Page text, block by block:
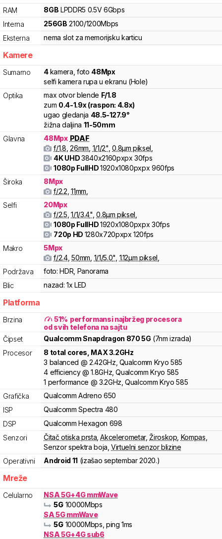
RAM 8GB LPDDR5 0.5V 6Gbps
Interna
256GB 2100/1200Mbps
Eksterna
nema slot za memorijsku karticu
Kamere
Sumarno 4kamera foto 48Mpx
selfi kamera rupa u ekranu (Hole)
Optika
max otvor blende F/1.8
zum 0.4-1.9x (raspon: 4.8x)
ugao gledanja 48.5-127.9°
žižna daljina 11-50mm
Glavna
48Mpx PDAF
f/1.8 26mm 1/1/2" 0.8µm piksel
4K UHD3840x2160pxpx30fps
1080p FullHD1920x1080pxpx960fps
Široka
8Mpx
f/2.2 11mm
Selfi
20Mpx
f/2.5 1/1/3.4" 0.8µm piksel
1080p FullHD1920x1080pxpx30fps
720p HD 1280x720pxpx120fps
Makro
5Mpx
f/2.4, 50mm 1/1/5.0" 1.12µm piksel
Podržava
foto: HDR, Panorama
Blic
nazad: 1x LED
Platforma
Brzina 51% performansi najbržeg procesora
od svih telefona na sajtu
Čipset
QualcommSnapdragon 870 5G (7nm izrada)
Procesor
8 total cores , MAX3.2GHz
3 balanced @ 2.42GHz, Qualcomm Kryo 585
4 efficiency @ 1.8GHz,Qualcomm Kryo 585
1 performance @ 3.2GHz,Qualcomm Kryo 585
Grafička
Qualcomm Adreno 650
ISP
Qualcomm Spectra 480
DSP
Qualcomm Hexagon 698
Senzori
Čitač otiska prsta ,Akcelerometar,Žiroskop Kompas
Senzor spektra boja ,Virtuelni senzor blizine
Operativni
Android 11 (izašao septembar 2020.)
Mreže
Celularno
NSA 5G+4G mmWave
5G 10000Mbps
SA 5G mmWave
5G 10000Mbps , ping 1ms
NSA 5G+4G sub6